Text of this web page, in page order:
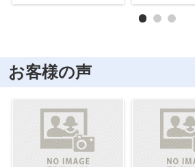
お客様の声